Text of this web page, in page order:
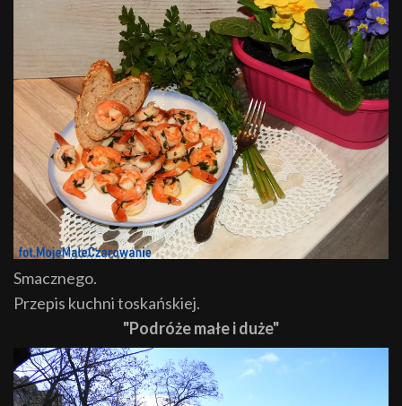
Smacznego.
Przepis kuchni toskańskiej.
"Podróże małe i duże"